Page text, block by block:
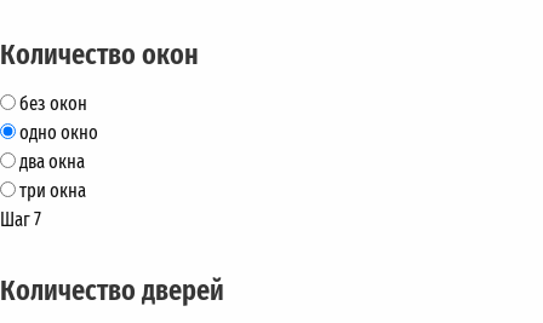
Количество окон
без окон
одно окно
два окна
три окна
Шаг 7
Количество дверей